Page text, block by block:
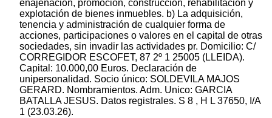
enajenación, promoción, construcción, rehabilitación y
explotación de bienes inmuebles. b) La adquisición,
tenencia y administración de cualquier forma de
acciones, participaciones o valores en el capital de otras
sociedades, sin invadir las actividades pr. Domicilio: C/
CORREGIDOR ESCOFET, 87 2º 1 25005 (LLEIDA).
Capital: 10.000,00 Euros. Declaración de
unipersonalidad. Socio único: SOLDEVILA MAJOS
GERARD. Nombramientos. Adm. Unico: GARCIA
BATALLA JESUS. Datos registrales. S 8 , H L 37650, I/A
1 (23.03.26).